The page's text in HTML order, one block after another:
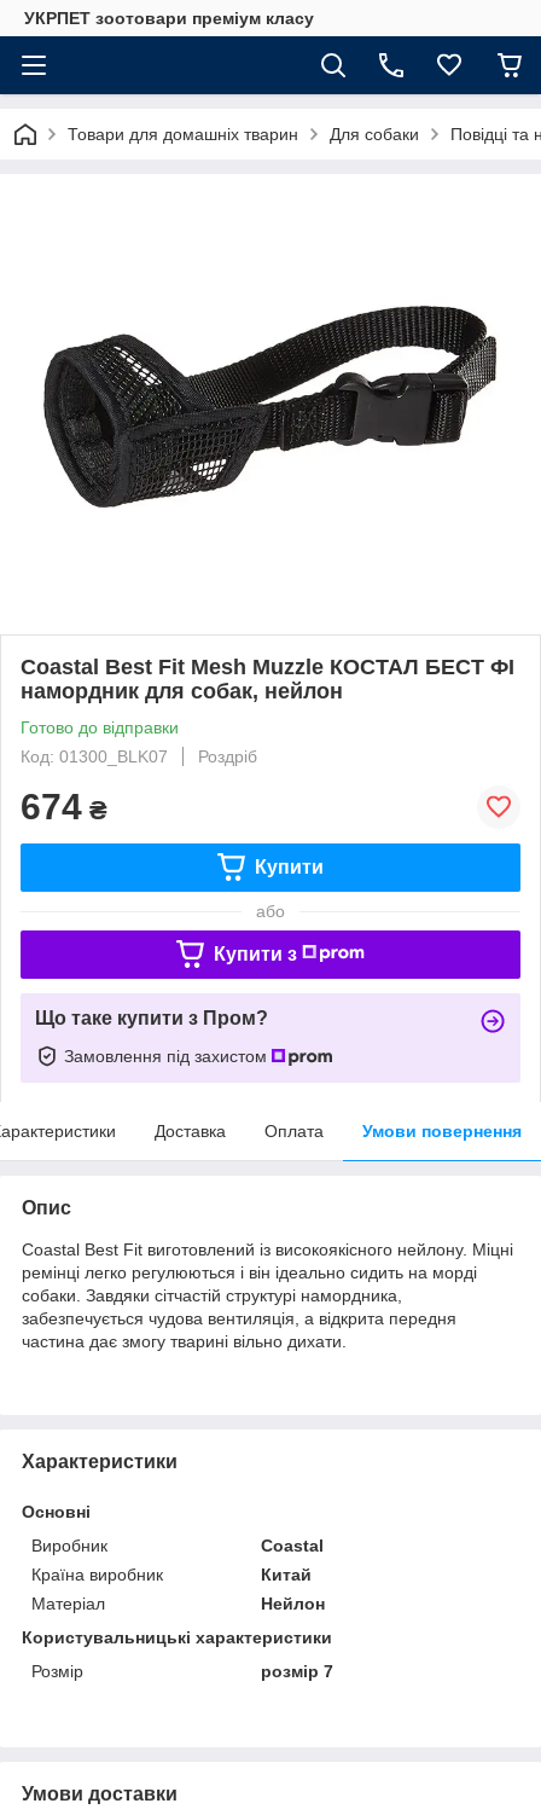
УКРПЕТ зоотовари преміум класу
Товари для домашніх тварин Для собаки Повідці
Coastal Best Fit Mesh Muzzle КОСТАЛ БЕСТ ФІ
намордник для собак, нейлон
Готово до відправки
Код: 01300_BLK07
Роздріб
674 ₴
Купити
або
Купити з
Що таке купити з Пром?
Замовлення під захистом
Доставка Оплата Умови повернення
Опис
Coastal Best Fit виготовлений із високоякісного нейлону. Міцні
ремінці легко регулюються і він ідеально сидить на морді
собаки. Завдяки сітчастій структурі намордника,
забезпечується чудова вентиляція, а відкрита передня
частина дає змогу тварині вільно дихати.
Характеристики
Основні
Виробник
Coastal
Країна виробник
Китай
Матеріал
Нейлон
Користувальницькі характеристики
Розмір
розмір 7
Умови доставки